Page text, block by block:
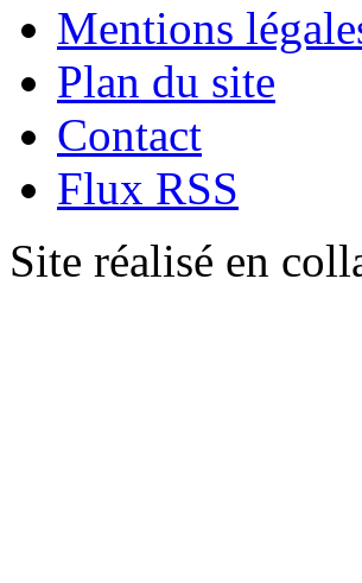
Mentions
Plan du site
Contact
Flux RSS
Site réalisé en